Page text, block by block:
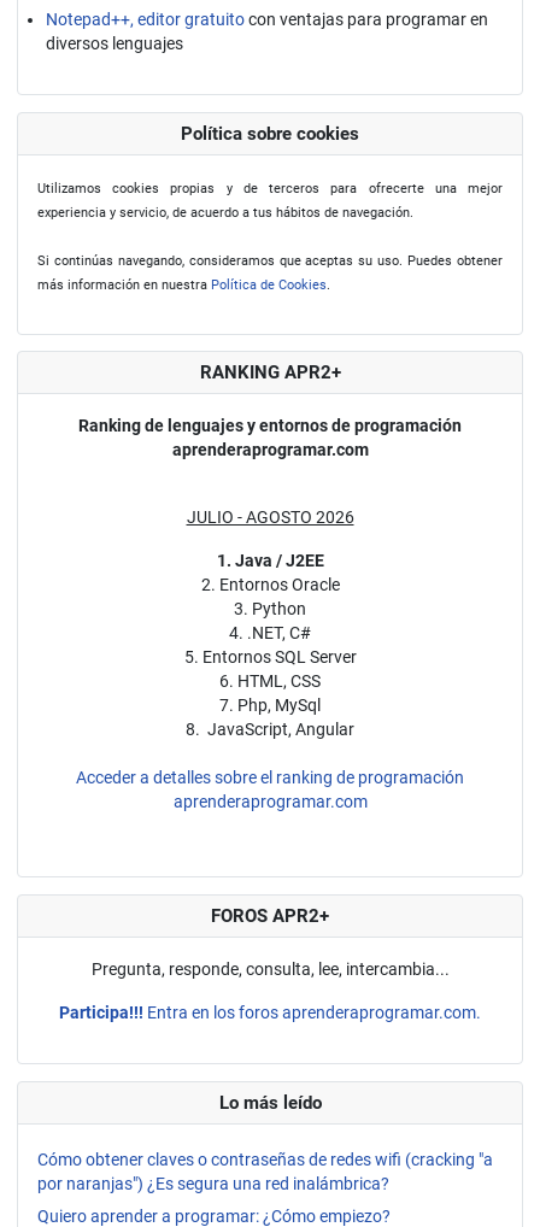
Notepad++, editor gratuitocon ventajas para programar en
diversos lenguajes
Política sobre cookies
Utilizamos cookies propias y de terceros para ofrecerte una mejor
experiencia y servicio, de acuerdo a tus hábitos de navegación.
Si continúas navegando, consideramos que aceptas su uso. Puedes obtener
más información en nuestra Política de Cookies.
RANKING APR2+
Ranking de lenguajes y entornos de programación
aprenderaprogramar.com
JULIO - AGOSTO 2026
1. Java / J2EE
2. Entornos Oracle
3. Python
4. .NET, C#
5. Entornos SQL Server
6. HTML, CSS
7. Php, MySql
8. JavaScript, Angular
Acceder a detalles sobre el ranking de programación
aprenderaprogramar.com
FOROS APR2+
Pregunta, responde, consulta, lee, intercambia...
Participa!!! Entra en los foros aprenderaprogramar.com.
Lo más leído
Cómo obtener claves o contraseñas de redes wifi (cracking "a
por naranjas") ¿Es segura una red inalámbrica?
Quiero aprender a programar: ¿Cómo empiezo?